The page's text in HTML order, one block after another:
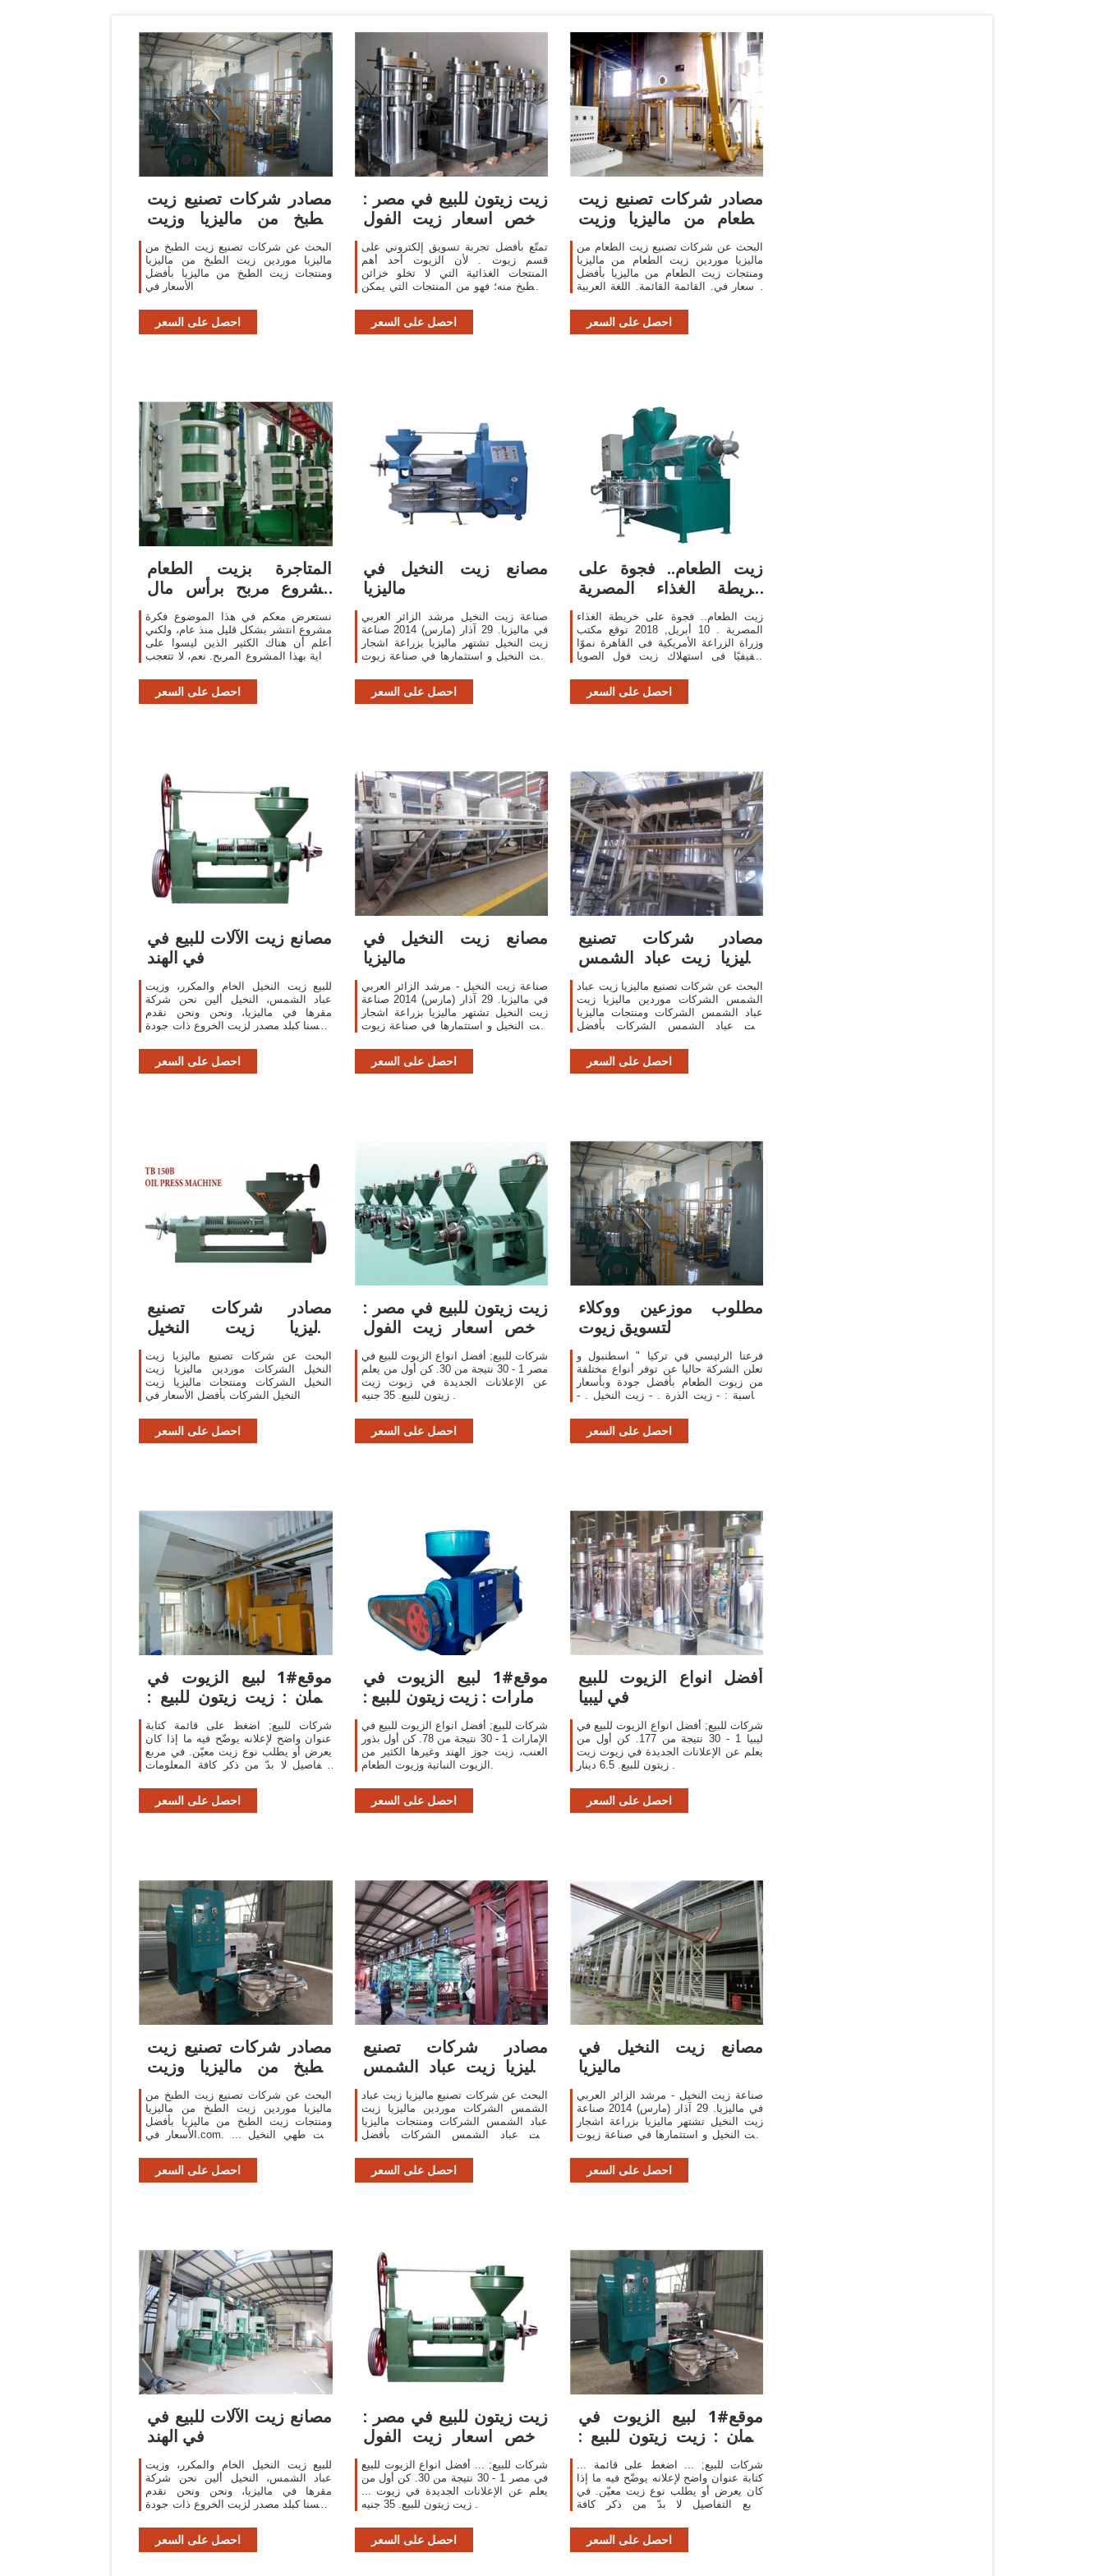
مصادر شركات تصنيع زيت
الطبخ من ماليزيا وزيت
الطبخ من
البحث عن شركات تصنيع زيت الطبخ من
ماليزيا موردين زيت الطبخ من ماليزيا
ومنتجات زيت الطبخ من ماليزيا بأفضل
الأسعار في
احصل على السعر
زيت زيتون للبيع في مصر :
ارخص اسعار زيت الفول
السوداني : افضل الانواع
تمتّع بأفضل تجربة تسويق إلكتروني على
قسم زيوت . لأن الزيوت أحد أهم
المنتجات الغذائية التي لا تخلو خزائن
المطبخ منه؛ فهو من المنتجات التي يمكن
الخاصة بها على منصة السوق المفتوح
احصل على السعر
مصادر شركات تصنيع زيت
الطعام من ماليزيا وزيت
الطعام من
البحث عن شركات تصنيع زيت الطعام من
ماليزيا موردين زيت الطعام من ماليزيا
ومنتجات زيت الطعام من ماليزيا بأفضل
الأسعار في. القائمة القائمة. اللغة العربية
المساعدة والمجتمع
احصل على السعر
المتاجرة بزيت الطعام
مشروع مربح برأس مال
قليل » مع صلاح
نستعرض معكم في هذا الموضوع فكرة
مشروع انتشر بشكل قليل منذ عام، ولكني
أعلم أن هناك الكثير الذين ليسوا على
دراية بهذا المشروع المربح. نعم، لا تتعجب
الذي تقلي فيه البطاطس والسمك، والذي
احصل على السعر
مصانع زيت النخيل في
ماليزيا
صناعة زيت النخيل مرشد الزائر العربي
في ماليزيا. 29 آذار (مارس) 2014 صناعة
زيت النخيل تشتهر ماليزيا بزراعة اشجار
زيت النخيل و استثمارها في صناعة زيوت
تقوم بتصدير
احصل على السعر
زيت الطعام.. فجوة على
خريطة الغذاء المصرية
Economy Plus
زيت الطعام.. فجوة على خريطة الغذاء
المصرية . 10 أبريل, 2018 توقع مكتب
وزراة الزراعة الأمريكية فى القاهرة نموًا
طفيفيًا فى استهلاك زيت فول الصويا
أجل الغذاء والصناعة خلال العام المالى
احصل على السعر
مصانع زيت الآلات للبيع في
في الهند
للبيع زيت النخيل الخام والمكرر، وزيت
عباد الشمس، النخيل ألين نحن شركة
مقرها في ماليزيا، ونحن ونحن نقدم
أنفسنا كبلد مصدر لزيت الخروع ذات جودة
احصل على السعر
مصانع زيت النخيل في
ماليزيا
صناعة زيت النخيل - مرشد الزائر العربي
في ماليزيا. 29 آذار (مارس) 2014 صناعة
زيت النخيل تشتهر ماليزيا بزراعة اشجار
زيت النخيل و استثمارها في صناعة زيوت
تقوم بتصدير
احصل على السعر
مصادر شركات تصنيع
ماليزيا زيت عباد الشمس
الشركات وماليزيا
البحث عن شركات تصنيع ماليزيا زيت عباد
الشمس الشركات موردين ماليزيا زيت
عباد الشمس الشركات ومنتجات ماليزيا
زيت عباد الشمس الشركات بأفضل
احصل على السعر
مصادر شركات تصنيع
ماليزيا زيت النخيل
الشركات وماليزيا زيت
البحث عن شركات تصنيع ماليزيا زيت
النخيل الشركات موردين ماليزيا زيت
النخيل الشركات ومنتجات ماليزيا زيت
النخيل الشركات بأفضل الأسعار في
احصل على السعر
زيت زيتون للبيع في مصر :
ارخص اسعار زيت الفول
السوداني : افضل الانواع
شركات للبيع; أفضل انواع الزيوت للبيع في
مصر 1 - 30 نتيجة من 30. كن أول من يعلم
عن الإعلانات الجديدة في زيوت زيت
زيتون للبيع. 35 جنيه .
احصل على السعر
مطلوب موزعين ووكلاء
لتسويق زيوت
فرعنا الرئيسي في تركيا " اسطنبول و
تعلن الشركة حاليا عن توفر أنواع مختلفة
من زيوت الطعام بأفضل جودة وبأسعار
مناسبة : - زيت الذرة . - زيت النخيل . -
احصل على السعر
موقع#1 لبيع الزيوت في
عُمان : زيت زيتون للبيع :
زيت بلدي
شركات للبيع; اضغط على قائمة كتابة
عنوان واضح لإعلانه يوضّح فيه ما إذا كان
يعرض أو يطلب نوع زيت معيّن. في مربع
التفاصيل لا بدّ من ذكر كافة المعلومات
احصل على السعر
موقع#1 لبيع الزيوت في
الإمارات : زيت زيتون للبيع :
زيت
شركات للبيع; أفضل انواع الزيوت للبيع في
الإمارات 1 - 30 نتيجة من 78. كن أول بذور
العنب، زيت جوز الهند وغيرها الكثير من
الزيوت النباتية وزيوت الطعام.
احصل على السعر
أفضل انواع الزيوت للبيع
في ليبيا
شركات للبيع; أفضل انواع الزيوت للبيع في
ليبيا 1 - 30 نتيجة من 177. كن أول من
يعلم عن الإعلانات الجديدة في زيوت زيت
زيتون للبيع. 6.5 دينار .
احصل على السعر
مصادر شركات تصنيع زيت
الطبخ من ماليزيا وزيت
البحث عن شركات تصنيع زيت الطبخ من
ماليزيا موردين زيت الطبخ من ماليزيا
ومنتجات زيت الطبخ من ماليزيا بأفضل
الأسعار في.com. ... زيت طهي النخيل
احصل على السعر
مصادر شركات تصنيع
ماليزيا زيت عباد الشمس
الشركات وماليزيا ...
البحث عن شركات تصنيع ماليزيا زيت عباد
الشمس الشركات موردين ماليزيا زيت
عباد الشمس الشركات ومنتجات ماليزيا
زيت عباد الشمس الشركات بأفضل
احصل على السعر
مصانع زيت النخيل في
ماليزيا
صناعة زيت النخيل - مرشد الزائر العربي
في ماليزيا. 29 آذار (مارس) 2014 صناعة
زيت النخيل تشتهر ماليزيا بزراعة اشجار
زيت النخيل و استثمارها في صناعة زيوت
تقوم بتصدير
احصل على السعر
مصانع زيت الآلات للبيع في
في الهند
للبيع زيت النخيل الخام والمكرر، وزيت
عباد الشمس، النخيل ألين نحن شركة
مقرها في ماليزيا، ونحن ونحن نقدم
أنفسنا كبلد مصدر لزيت الخروع ذات جودة
احصل على السعر
زيت زيتون للبيع في مصر :
ارخص اسعار زيت الفول
السوداني : افضل الانواع
شركات للبيع; ... أفضل انواع الزيوت للبيع
في مصر 1 - 30 نتيجة من 30. كن أول من
يعلم عن الإعلانات الجديدة في زيوت ...
زيت زيتون للبيع. 35 جنيه .
احصل على السعر
موقع#1 لبيع الزيوت في
عُمان : زيت زيتون للبيع :
زيت بلدي ...
شركات للبيع; ... اضغط على قائمة ...
كتابة عنوان واضح لإعلانه يوضّح فيه ما إذا
كان يعرض أو يطلب نوع زيت معيّن. في
مربع التفاصيل لا بدّ من ذكر كافة
نفسه ...
احصل على السعر